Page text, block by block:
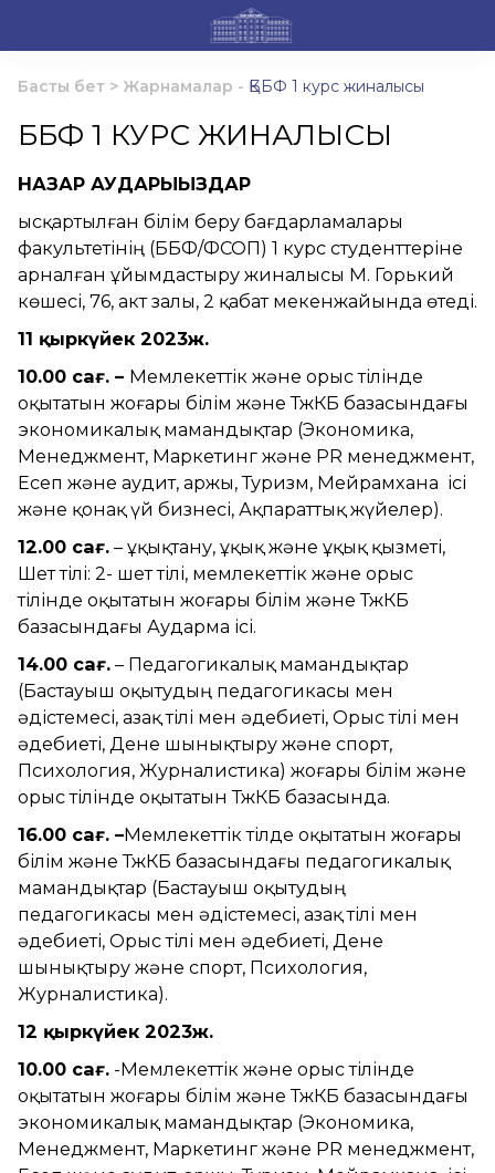
Басты бет > Жарнамалар - ҚББФ 1 курс жиналысы
ҚББФ 1 КУРС ЖИНАЛЫСЫ
НАЗАР АУДАРЫҢЫЗДАР
Қысқартылған білім беру бағдарламалары
факультетінің (ҚББФ/ФСОП) 1 курс студенттеріне
арналған ұйымдастыру жиналысы М. Горький
көшесі, 76, акт залы, 2 қабат мекенжайында өтеді.
11 қыркүйек 2023ж.
10.00 сағ. – Мемлекеттік және орыс тілінде
оқытатын жоғары білім және ТжКБ базасындағы
экономикалық мамандықтар (Экономика,
Менеджмент, Маркетинг және PR менеджмент,
Есеп және аудит, Қаржы, Туризм, Мейрамхана ісі
және қонақ үй бизнесі, Ақпараттық жүйелер).
12.00 сағ. – Құқықтану, Құқық және Құқық қызметі,
Шет тілі: 2- шет тілі, мемлекеттік және орыс
тілінде оқытатын жоғары білім және ТжКБ
базасындағы Аударма ісі.
14.00 сағ. – Педагогикалық мамандықтар
(Бастауыш оқытудың педагогикасы мен
әдістемесі, Қазақ тілі мен әдебиеті, Орыс тілі мен
әдебиеті, Дене шынықтыру және спорт,
Психология, Журналистика) жоғары білім және
орыс тілінде оқытатын ТжКБ базасында.
16.00 сағ. –Мемлекеттік тілде оқытатын жоғары
білім және ТжКБ базасындағы педагогикалық
мамандықтар (Бастауыш оқытудың
педагогикасы мен әдістемесі, Қазақ тілі мен
әдебиеті, Орыс тілі мен әдебиеті, Дене
шынықтыру және спорт, Психология,
Журналистика).
12 қыркүйек 2023ж.
10.00 сағ. -Мемлекеттік және орыс тілінде
оқытатын жоғары білім және ТжКБ базасындағы
экономикалық мамандықтар (Экономика,
Менеджмент, Маркетинг және PR менеджмент,